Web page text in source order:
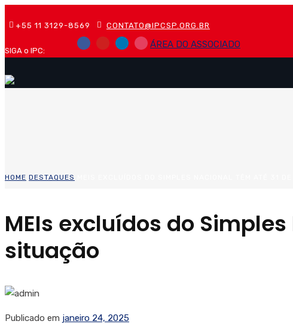
+55 11 3129-8569 CONTATO@IPCSP.ORG.BR
SIGA o IPC:
ÁREA DO ASSOCIADO
HOME DESTAQUES
MEIs excluídos do
situação
Publicado em janeiro 24, 2025